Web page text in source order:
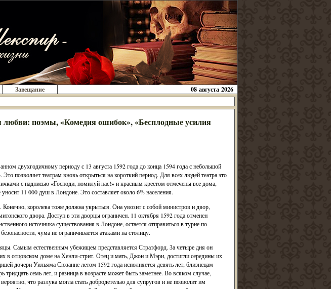
Завещание
08 августа 2026
поэмы, «Комедия ошибок», «Бесплодные усилия
двухгодичному периоду с 13 августа 1592 года до конца 1594 года с небольшой
позволяет театрам вновь открыться на короткий период. Для всех людей театра это
с надписью «Господи, помилуй нас!» и красным крестом отмечены все дома,
11 000 душ в Лондоне. Это составляет около 6% населения.
королева тоже должна укрыться. Она увозит с собой министров и двор,
двора. Доступ в эти дворцы ограничен. 11 октября 1592 года отменен
источника существования в Лондоне, остается отправиться в турне по
чума не ограничивается атаками на столицу.
Самым естественным убежищем представляется Стратфорд. За четыре дня он
в отцовском доме на Хенли-стрит. Отец и мать, Джон и Мэри, достигли середины их
дочери Уильяма Сюзанне летом 1592 года исполняется девять лет, близнецам
семь лет, и разница в возрасте может быть заметнее. Во всяком случае,
что разлука могла стать добродетелью для супругов и не позволит им